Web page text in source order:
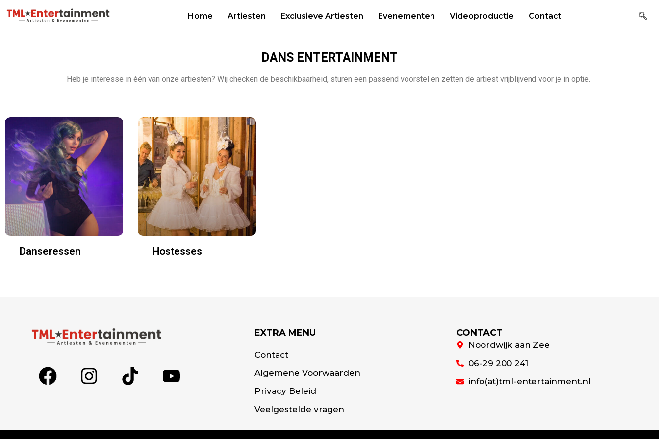
Home Artiesten Exclusieve Artiesten Evenementen Videoproductie Contact
DANS ENTERTAINMENT
Heb je interesse in één van onze artiesten? Wij checken de beschikbaarheid, sturen een passend voorstel en zetten de artiest vrijblijvend voor je in optie.
Danseressen Hostesses
EXTRA MENU
Contact
Algemene Voorwaarden
Privacy Beleid
Veelgestelde vragen
CONTACT
Noordwijk aan Zee
06-29 200 241
info(at)tml-entertainment.nl